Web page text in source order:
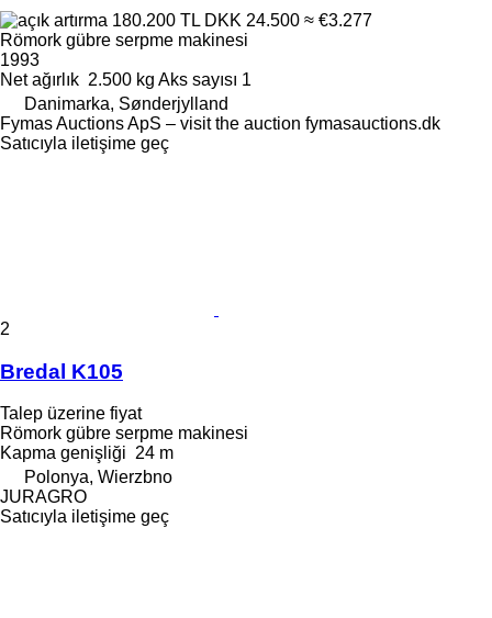
180.200 TL DKK 24.500 ≈ €3.277
Römork gübre serpme makinesi
1993
Net ağırlık 2.500 kg Aks sayısı 1
Danimarka, Sønderjylland
Fymas Auctions ApS – visit the auction fymasauctions.dk
Satıcıyla iletişime geç
2
Bredal K105
Talep üzerine fiyat
Römork gübre serpme makinesi
Kapma genişliği 24 m
Polonya, Wierzbno
JURAGRO
Satıcıyla iletişime geç